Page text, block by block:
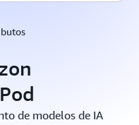
de modelos de IA